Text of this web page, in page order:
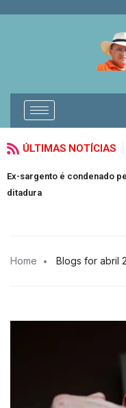
ÚLTIMAS NOTÍCIAS
Ex-sargento é condenado
ditadura
Home Blogs for abril